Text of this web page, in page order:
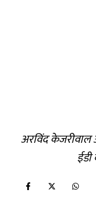
अरविंद केजरीवाल